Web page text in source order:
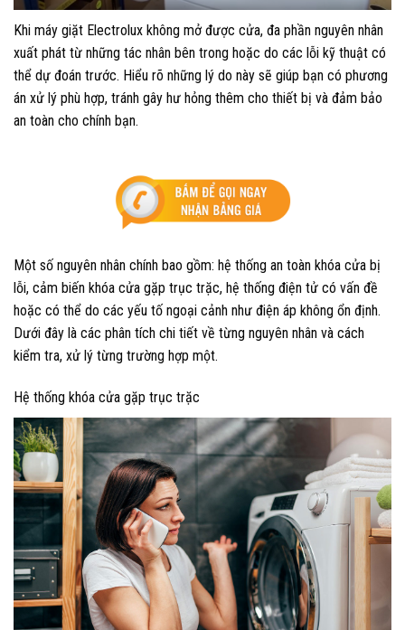
Khi máy giặt Electrolux không mở được cửa, đa phần nguyên nhân
xuất phát từ những tác nhân bên trong hoặc do các lỗi kỹ thuật có
thể dự đoán trước. Hiểu rõ những lý do này sẽ giúp bạn có phương
án xử lý phù hợp, tránh gây hư hỏng thêm cho thiết bị và đảm bảo
an toàn cho chính bạn.
Một số nguyên nhân chính bao gồm: hệ thống an toàn khóa cửa bị
lỗi, cảm biến khóa cửa gặp trục trặc, hệ thống điện tử có vấn đề
hoặc có thể do các yếu tố ngoại cảnh như điện áp không ổn định.
Dưới đây là các phân tích chi tiết về từng nguyên nhân và cách
kiểm tra, xử lý từng trường hợp một.
Hệ thống khóa cửa gặp trục trặc